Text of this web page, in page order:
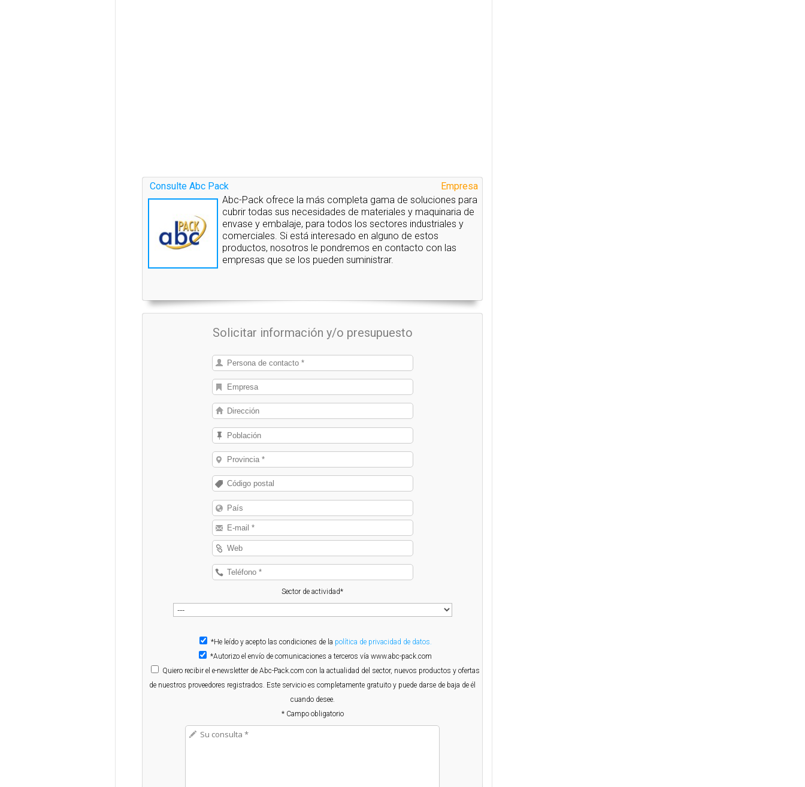
Empresa
Consulte Abc Pack
Abc-Pack ofrece la más completa gama de soluciones para
cubrir todas sus necesidades de materiales y maquinaria de
envase y embalaje, para todos los sectores industriales y
comerciales. Si está interesado en alguno de estos
productos, nosotros le pondremos en contacto con las
empresas que se los pueden suministrar.
Solicitar información y/o presupuesto
Sector de actividad*
*He leído y acepto las condiciones de la política de privacidad de datos.
*Autorizo el envío de comunicaciones a terceros vía www.abc-pack.com
Quiero recibir el e-newsletter de Abc-Pack.com con la actualidad del sector, nuevos productos y ofertas
de nuestros proveedores registrados. Este servicio es completamente gratuito y puede darse de baja de él
cuando desee.
* Campo obligatorio